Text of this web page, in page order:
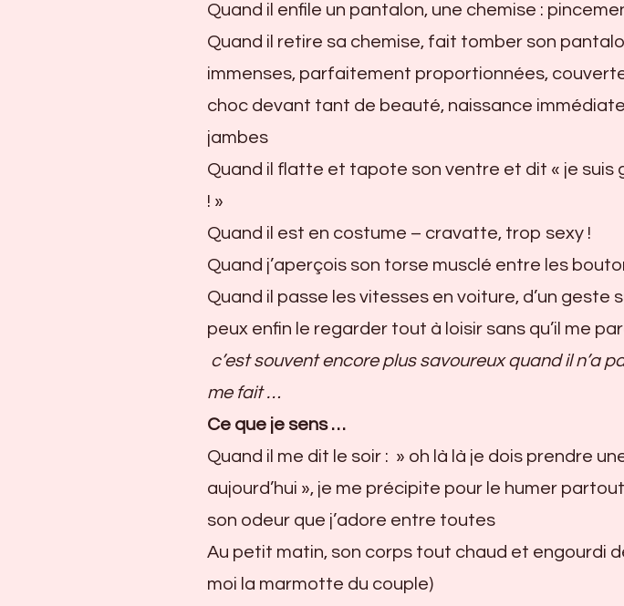
Quand il enfile un pantalon, une chemise :
Quand il retire sa chemise, fait tomber son
immenses, parfaitement proportionnées,
choc devant tant de beauté, naissance
jambes
Quand il flatte et tapote son ventre et dit « je suis
! »
Quand il est en costume – cravatte, trop sexy !
Quand j’aperçois son torse musclé entre les
Quand il passe les vitesses en voiture, d’un geste
peux enfin le regarder tout à loisir sans qu’il me
c’est souvent encore plus savoureux quand il n’a
me fait …
Ce que je sens …
Quand il me dit le soir : » oh là là je dois prendre
aujourd’hui », je me précipite pour le humer
son odeur que j’adore entre toutes
Au petit matin, son corps tout chaud et engourdi
moi la marmotte du couple)